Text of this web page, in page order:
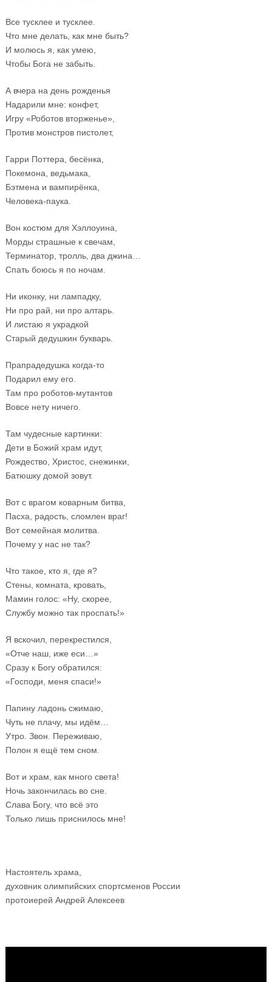
Все тусклее и тусклее.
Что мне делать, как мне быть?
И молюсь я, как умею,
Чтобы Бога не забыть.
А вчера на день рожденья
Надарили мне: конфет,
Игру «Роботов вторженье»,
Против монстров пистолет,
Гарри Поттера, бесёнка,
Покемона, ведьмака,
Бэтмена и вампирёнка,
Человека-паука.
Вон костюм для Хэллоуина,
Морды страшные к свечам,
Терминатор, тролль, два джина…
Спать боюсь я по ночам.
Ни иконку, ни лампадку,
Ни про рай, ни про алтарь.
И листаю я украдкой
Старый дедушкин букварь.
Прапрадедушка когда-то
Подарил ему его.
Там про роботов-мутантов
Вовсе нету ничего.
Там чудесные картинки:
Дети в Божий храм идут,
Рождество, Христос, снежинки,
Батюшку домой зовут.
Вот с врагом коварным битва,
Пасха, радость, сломлен враг!
Вот семейная молитва.
Почему у нас не так?
Что такое, кто я, где я?
Стены, комната, кровать,
Мамин голос: «Ну, скорее,
Службу можно так проспать!»
Я вскочил, перекрестился,
«Отче наш, иже еси…»
Сразу к Богу обратился:
«Господи, меня спаси!»
Папину ладонь сжимаю,
Чуть не плачу, мы идём…
Утро. Звон. Переживаю,
Полон я ещё тем сном.
Вот и храм, как много света!
Ночь закончилась во сне.
Слава Богу, что всё это
Только лишь приснилось мне!
Настоятель храма,
духовник олимпийских спортсменов России
протоиерей Андрей Алексеев